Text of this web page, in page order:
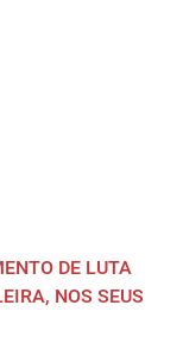
DE LUTA
NOS SEUS